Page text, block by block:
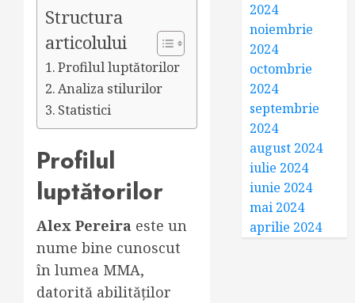
Structura
articolului
Profilul luptătorilor
Analiza stilurilor
Statistici
Profilul
luptătorilor
Alex Pereira este un
nume bine cunoscut
în lumea MMA,
datorită abilităților
2024
noiembrie
2024
octombrie
2024
septembrie
2024
august 2024
iulie 2024
iunie 2024
mai 2024
aprilie 2024